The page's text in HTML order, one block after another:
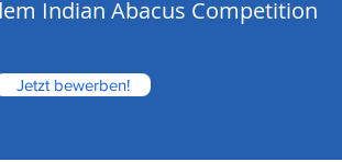
Indian Abacus Competition
Jetzt bewerben!